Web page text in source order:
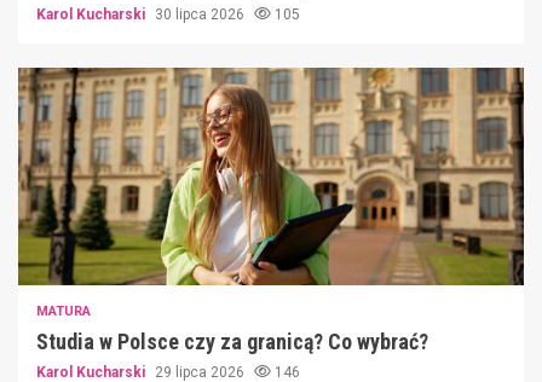
Karol Kucharski 30 lipca 2026 105
MATURA
Studia w Polsce czy za granicą? Co wybrać?
Karol Kucharski 29 lipca 2026 146